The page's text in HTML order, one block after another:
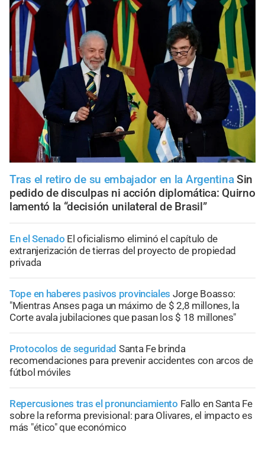
Tras el retiro de su embajador en la Argentina Sin
pedido de disculpas ni acción diplomática: Quirno
lamentó la “decisión unilateral de Brasil”
En el Senado El oficialismo eliminó el capítulo de
extranjerización de tierras del proyecto de propiedad
privada
Tope en haberes pasivos provinciales Jorge Boasso:
"Mientras Anses paga un máximo de $ 2,8 millones, la
Corte avala jubilaciones que pasan los $ 18 millones"
Protocolos de seguridad Santa Fe brinda
recomendaciones para prevenir accidentes con arcos de
fútbol móviles
Repercusiones tras el pronunciamiento Fallo en Santa Fe
sobre la reforma previsional: para Olivares, el impacto es
más "ético" que económico